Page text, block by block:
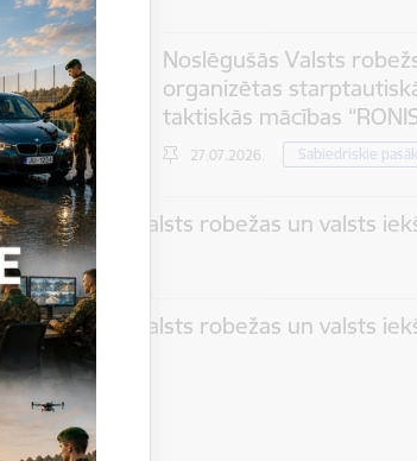
Noslēgušās Valsts
organizētas
taktiskās mācības
27.07.2026. Sabiedriskie
augusts uz valsts robežas un valsts
augusts uz valsts robežas un valsts